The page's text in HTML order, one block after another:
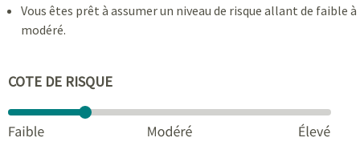
Vous êtes prêt à assumer un niveau de risque allant de faible à
modéré.
COTE DE RISQUE